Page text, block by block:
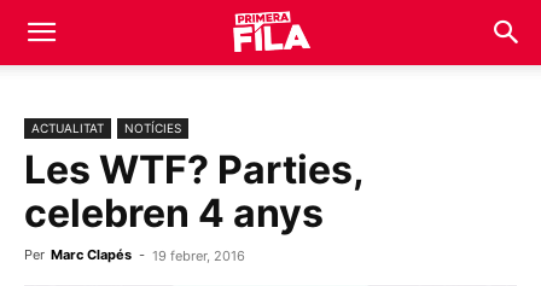
ACTUALITAT NOTÍCIES
Les WTF? Parties,
celebren 4 anys
Per Marc Clapés - 19 febrer, 2016